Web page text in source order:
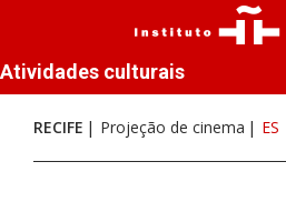
Atividades culturais
RECIFE Projeção de cinema ES